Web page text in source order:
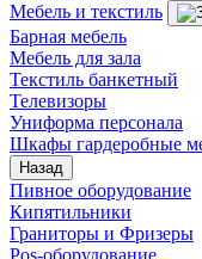
Мебель и текстиль
Барная мебель
Мебель для зала
Текстиль банкетный
Телевизоры
Униформа персонала
Шкафы гардеробные
Назад
Пивное оборудование
Кипятильники
Граниторы и Фризеры
Pos-оборудование